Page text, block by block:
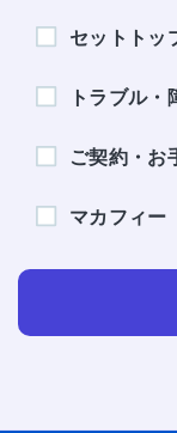
セットトッ
トラブル・
ご契約・お
マカフィー